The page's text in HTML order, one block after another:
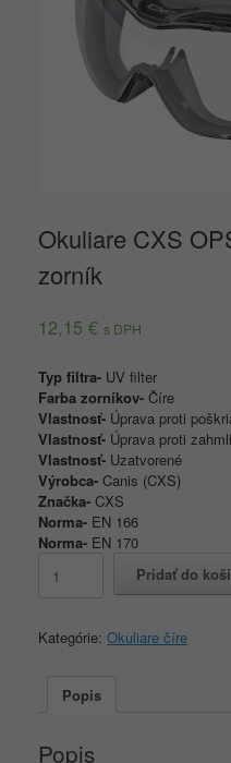
Okuliare CXS
zorník
12,15 € s DPH
Typ filtra- UV filter
Farba zorníkov- Číre
Vlastnosť- Úprava proti
Vlastnosť- Úprava proti
Vlastnosť- Uzatvorené
Výrobca- Canis (CXS)
Značka- CXS
Norma- EN 166
Norma- EN 170
Okuliare
SKARA
zorník
Pridať do
Kategórie: Okuliare číre
Popis
Popis